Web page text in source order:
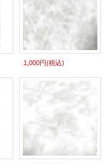
1,000円(税込)